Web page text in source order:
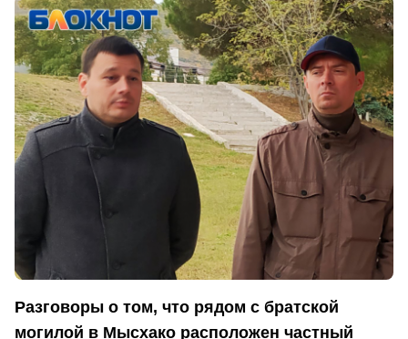
Разговоры о том, что рядом с братской
могилой в Мысхако расположен частный